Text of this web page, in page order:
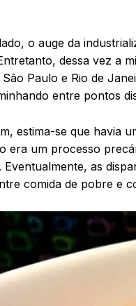
o auge da
dessa vez a
São Paulo e Rio de
entre pontos
estima-se que havia
era um processo
Eventualmente, as
comida de pobre e